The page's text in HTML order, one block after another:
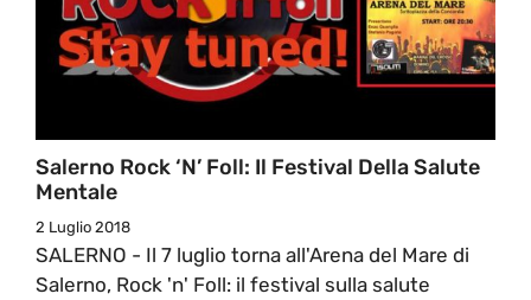
Salerno Rock ‘n’ Foll: Il Festival Della Salute
Mentale
2 Luglio 2018
SALERNO - Il 7 luglio torna all'Arena del Mare di
Salerno, Rock 'n' Foll: il festival sulla salute